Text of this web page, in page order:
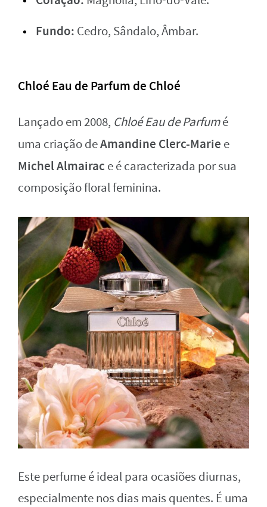
Fundo: Cedro, Sândalo, Âmbar.
Chloé Eau de Parfum de Chloé
Lançado em 2008, Chloé Eau de Parfumé
uma criação deAmandine Clerc-Marie e
Michel Almairac e é caracterizada por sua
composição floral feminina.
Este perfume é ideal para ocasiões diurnas,
especialmente nos dias mais quentes. É uma